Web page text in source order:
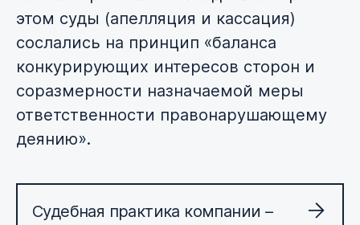
этом суды (апелляция и кассация)
сослались на принцип «баланса
конкурирующих интересов сторон и
соразмерности назначаемой меры
ответственности правонарушающему
деянию».
Судебная практика компании –